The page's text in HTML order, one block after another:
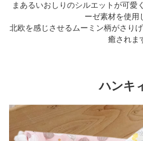
まあるいおしりのシルエットが可愛
ーゼ素材を使用
北欧を感じさせるムーミン柄がさり
癒されま
ハンキ